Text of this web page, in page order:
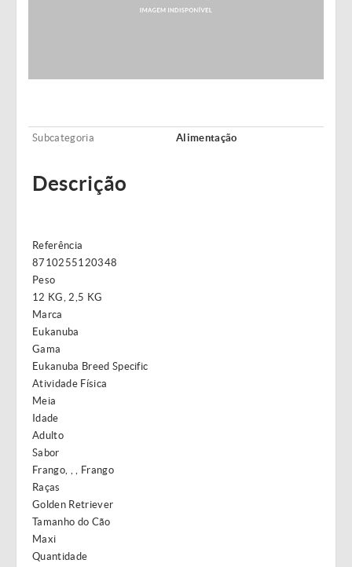
Subcategoria Alimentação
Descrição
Referência
8710255120348
Peso
12 KG, 2,5 KG
Marca
Eukanuba
Gama
Eukanuba Breed Specific
Atividade Física
Meia
Idade
Adulto
Sabor
Frango, , , Frango
Raças
Golden Retriever
Tamanho do Cão
Maxi
Quantidade